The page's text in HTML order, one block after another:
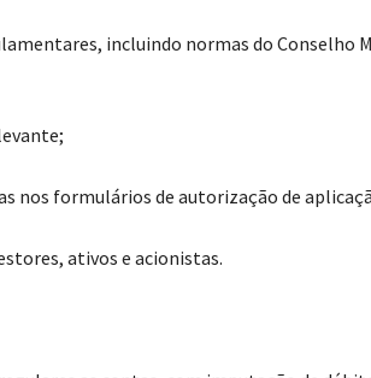
incluindo normas do Conselho
nos formulários de autorização de
ativos e acionistas.